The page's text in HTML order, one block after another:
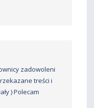
zadowoleni
treści i
) Polecam